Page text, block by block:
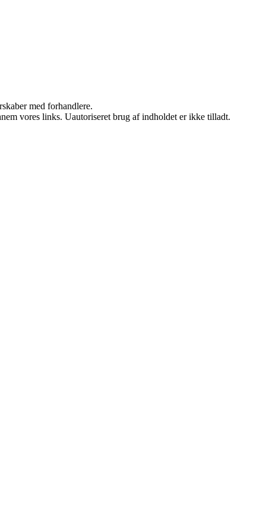
med forhandlere.
vores links. Uautoriseret brug af indholdet er ikke tilladt.